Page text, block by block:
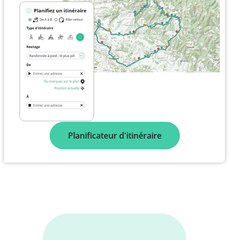
Planificateur d'itinéraire